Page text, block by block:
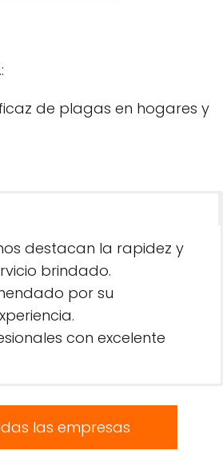
de plagas en hogares y
destacan la rapidez y
brindado.
por su
con excelente
las empresas